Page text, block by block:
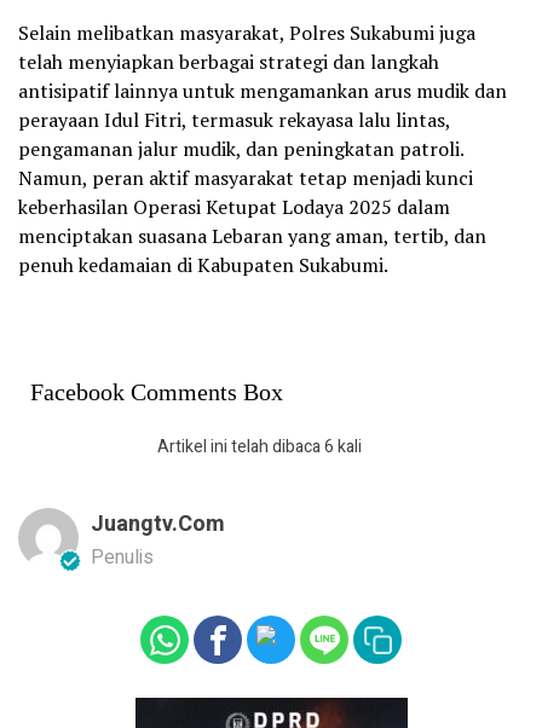
Selain melibatkan masyarakat, Polres Sukabumi juga
telah menyiapkan berbagai strategi dan langkah
antisipatif lainnya untuk mengamankan arus mudik dan
perayaan Idul Fitri, termasuk rekayasa lalu lintas,
pengamanan jalur mudik, dan peningkatan patroli.
Namun, peran aktif masyarakat tetap menjadi kunci
keberhasilan Operasi Ketupat Lodaya 2025 dalam
menciptakan suasana Lebaran yang aman, tertib, dan
penuh kedamaian di Kabupaten Sukabumi.
Facebook Comments Box
Artikel ini telah dibaca 6 kali
Juangtv.com
Penulis